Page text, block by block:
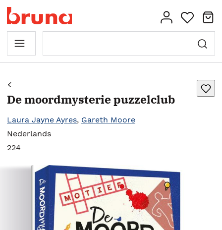
De moordmysterie puzzelclub
Laura Jayne Ayres, Gareth Moore
Nederlands
224